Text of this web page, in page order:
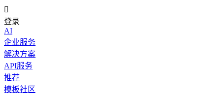

登录
AI
企业服务
解决方案
API服务
推荐
模板社区